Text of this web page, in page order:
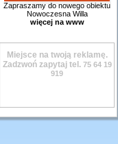
Zapraszamy do nowego obiektu
Nowoczesna Willa
więcej na www
Miejsce na twoją reklamę.
Zadzwoń zapytaj tel. 75 64 19
919